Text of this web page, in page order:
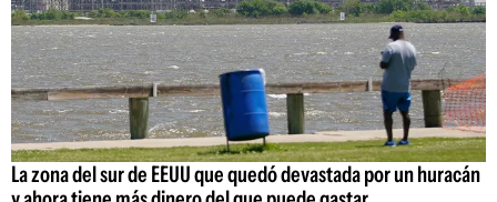
La zona del sur de EEUU que quedó devastada por un huracán